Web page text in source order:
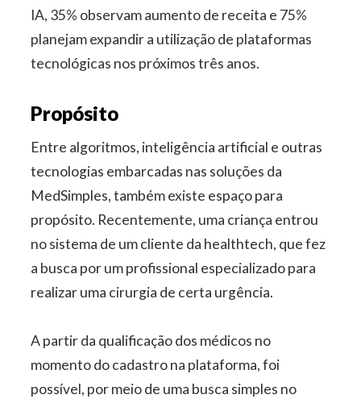
IA, 35% observam aumento de receita e 75%
planejam expandir a utilização de plataformas
tecnológicas nos próximos três anos.
Propósito
Entre algoritmos, inteligência artificial e outras
tecnologias embarcadas nas soluções da
MedSimples, também existe espaço para
propósito. Recentemente, uma criança entrou
no sistema de um cliente da healthtech, que fez
a busca por um profissional especializado para
realizar uma cirurgia de certa urgência.
A partir da qualificação dos médicos no
momento do cadastro na plataforma, foi
possível, por meio de uma busca simples no